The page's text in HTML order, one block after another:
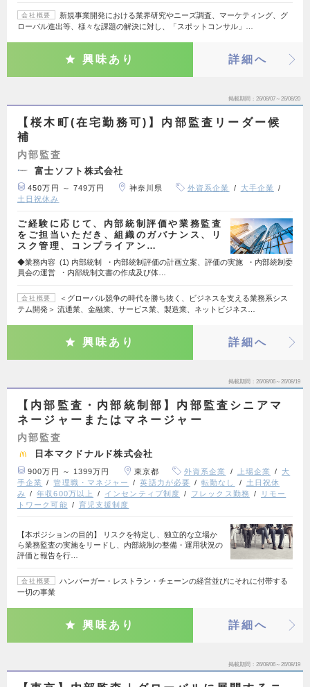
会社概要
新規事業開発における業界研究やニーズ調査、マーケティング、グ
ローバル進出等、様々な課題の解決に対し、「スポットコンサル」…
興味あり 詳細へ
掲載期間 26/08/07～26/08/20
【桜木町(在宅勤務可)】内部監査リーダー候
補
内部監査
富士ソフト株式会社
450万円 ～ 749万円 神奈川県 外資系企業
大手企業
土日祝休み
ご経験に応じて、内部統制評価や業務監査
をご担当いただき、組織のガバナンス、リ
スク管理、コンプライアン…
◆業務内容 (1) 内部統制 ・内部統制評価の計画立案、評価の実施 ・内部統制委
員会の運営 ・内部統制文書の作成及び体…
会社概要
＜グローバル競争の時代を勝ち抜く、ビジネスを支える業務系シス
テム開発＞ 流通業、金融業、サービス業、製造業、ネットビジネス…
興味あり 詳細へ
掲載期間 26/08/06～26/08/19
【内部監査・内部統制部】内部監査シニアマ
ネージャーまたはマネージャー
内部監査
日本マクドナルド株式会社
900万円 ～ 1399万円 東京都 外資系企業 上場企業
大
手企業
管理職・マネジャー 英語力が必要 転勤なし
土日祝休
み
年収600万以上 インセンティブ制度 フレックス勤務
リモー
トワーク可能
育児支援制度
【本ポジションの目的】 リスクを特定し、独立的な立場か
ら業務監査の実施をリードし、内部統制の整備・運用状況の
評価と報告を行…
会社概要
ハンバーガー・レストラン・チェーンの経営並びにそれに付帯する
一切の事業
興味あり 詳細へ
掲載期間 26/08/06～26/08/19